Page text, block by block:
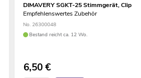
DIMAVERY SGKT-25 Stimmgerät, Clip
Empfehlenswertes Zubehör
No. 26300048
Bestand reicht ca. 12 Wo.
6,50€